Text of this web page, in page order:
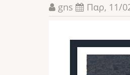
gns Παρ, 11/